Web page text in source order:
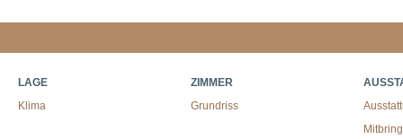
LAGE
Klima
ZIMMER
Grundriss